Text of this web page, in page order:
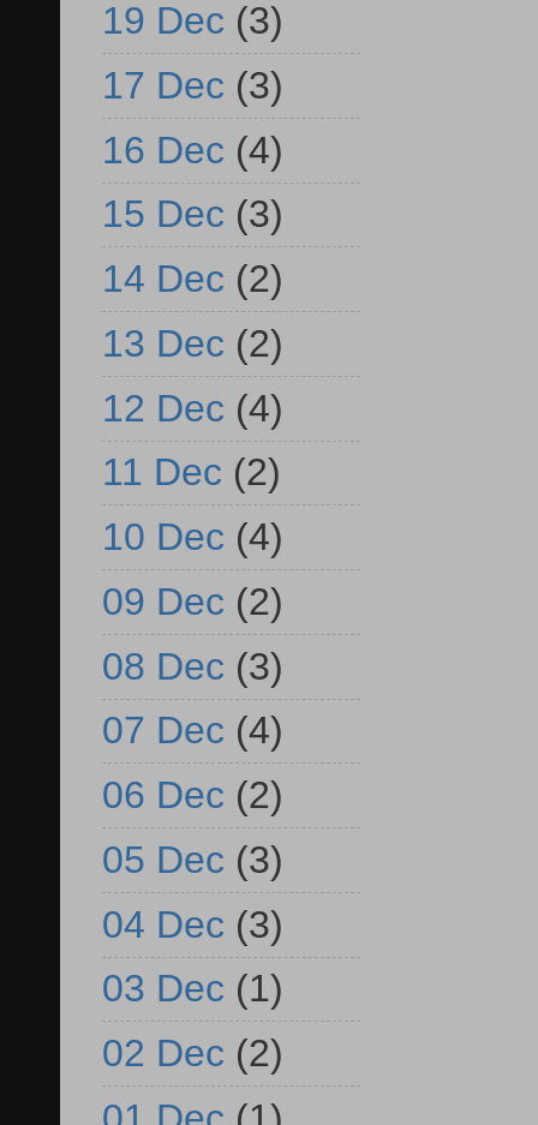
19 Dec (3)
17 Dec (3)
16 Dec (4)
15 Dec (3)
14 Dec (2)
13 Dec (2)
12 Dec (4)
11 Dec (2)
10 Dec (4)
09 Dec (2)
08 Dec (3)
07 Dec (4)
06 Dec (2)
05 Dec (3)
04 Dec (3)
03 Dec (1)
02 Dec (2)